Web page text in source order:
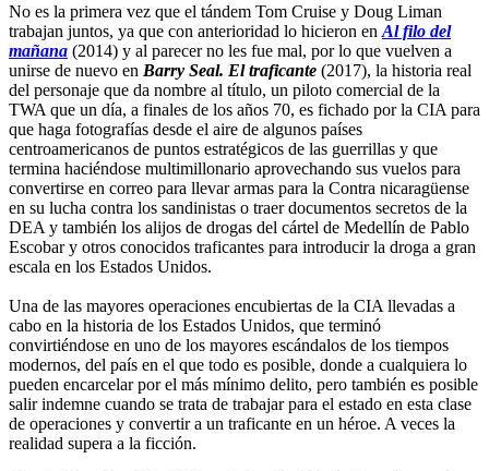
No es la primera vez que el tándem Tom Cruise y Doug Liman
trabajan juntos, ya que con anterioridad lo hicieron en Al filo del
mañana (2014) y al parecer no les fue mal, por lo que vuelven a
unirse de nuevo en Barry Seal. El traficante (2017), la historia real
del personaje que da nombre al título, un piloto comercial de la
TWA que un día, a finales de los años 70, es fichado por la CIA para
que haga fotografías desde el aire de algunos países
centroamericanos de puntos estratégicos de las guerrillas y que
termina haciéndose multimillonario aprovechando sus vuelos para
convertirse en correo para llevar armas para la Contra nicaragüense
en su lucha contra los sandinistas o traer documentos secretos de la
DEA y también los alijos de drogas del cártel de Medellín de Pablo
Escobar y otros conocidos traficantes para introducir la droga a gran
escala en los Estados Unidos.
Una de las mayores operaciones encubiertas de la CIA llevadas a
cabo en la historia de los Estados Unidos, que terminó
convirtiéndose en uno de los mayores escándalos de los tiempos
modernos, del país en el que todo es posible, donde a cualquiera lo
pueden encarcelar por el más mínimo delito, pero también es posible
salir indemne cuando se trata de trabajar para el estado en esta clase
de operaciones y convertir a un traficante en un héroe. A veces la
realidad supera a la ficción.